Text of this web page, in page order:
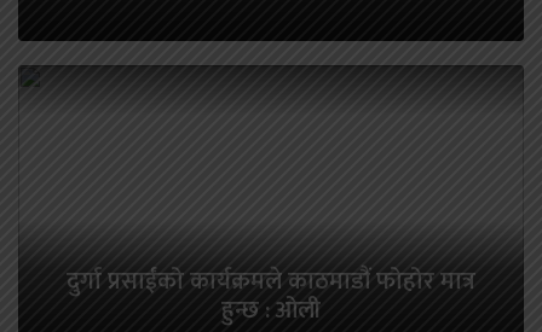
दुर्गा प्रसाईंको कार्यक्रमले काठमाडौं फोहोर मात्र
हुन्छ : ओली